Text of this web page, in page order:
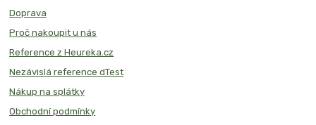
Doprava
Proč nakoupit u nás
Reference z Heureka.cz
Nezávislá reference dTest
Nákup na splátky
Obchodní podmínky